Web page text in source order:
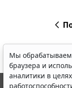
Мы
браузера и
аналитики в